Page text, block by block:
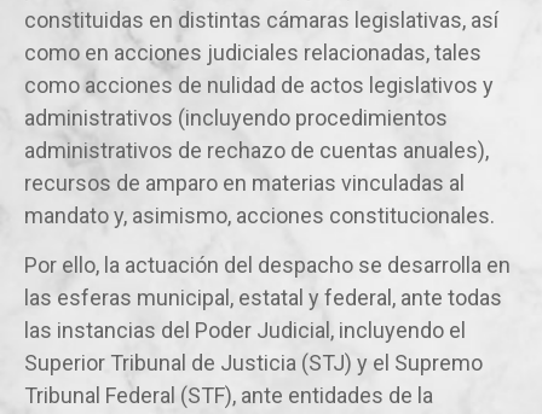
constituidas en distintas cámaras legislativas, así
como en acciones judiciales relacionadas, tales
como acciones de nulidad de actos legislativos y
administrativos (incluyendo procedimientos
administrativos de rechazo de cuentas anuales),
recursos de amparo en materias vinculadas al
mandato y, asimismo, acciones constitucionales.
Por ello, la actuación del despacho se desarrolla en
las esferas municipal, estatal y federal, ante todas
las instancias del Poder Judicial, incluyendo el
Superior Tribunal de Justicia (STJ) y el Supremo
Tribunal Federal (STF), ante entidades de la